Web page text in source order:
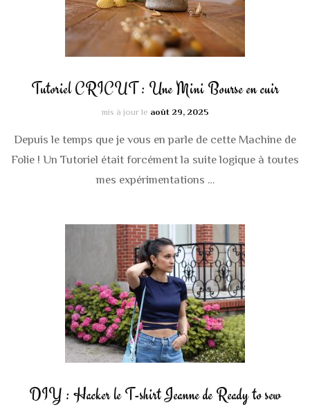
Tutoriel CRICUT : Une Mini Bourse en cuir
mis à jour le août 29, 2025
Depuis le temps que je vous en parle de cette Machine de
Folie ! Un Tutoriel était forcément la suite logique à toutes
mes expérimentations …
DIY : Hacker le T-shirt Jeanne de Ready to sew